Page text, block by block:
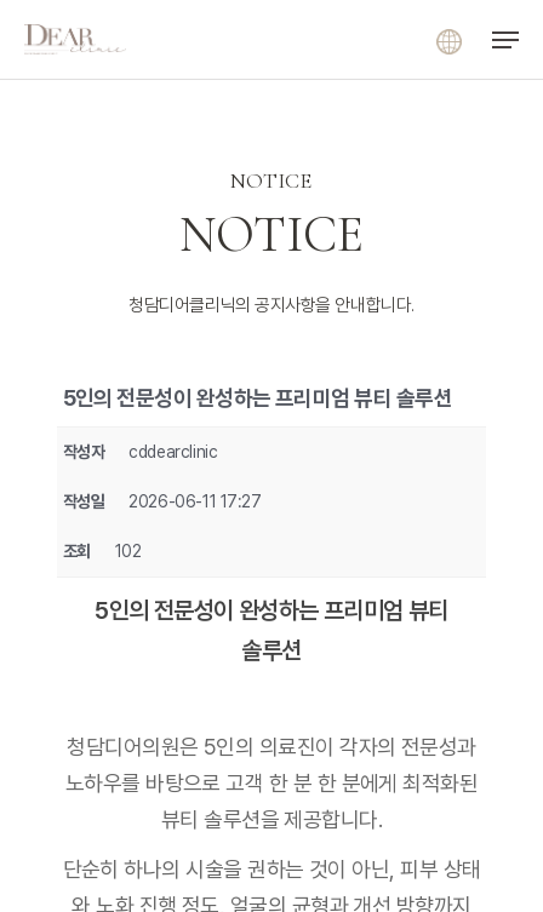
main
Menu
NOTICE
NOTICE
청담디어클리닉의 공지사항을 안내합니다.
5인의 전문성이 완성하는 프리미엄 뷰티 솔루션
작성자 cddearclinic
작성일 2026-06-11 17:27
조회 102
5인의 전문성이 완성하는 프리미엄 뷰티
솔루션
청담디어의원은 5인의 의료진이 각자의 전문성과
노하우를 바탕으로 고객 한 분 한 분에게 최적화된
뷰티 솔루션을 제공합니다.
단순히 하나의 시술을 권하는 것이 아닌, 피부 상태
와 노화 진행 정도, 얼굴의 균형과 개선 방향까지